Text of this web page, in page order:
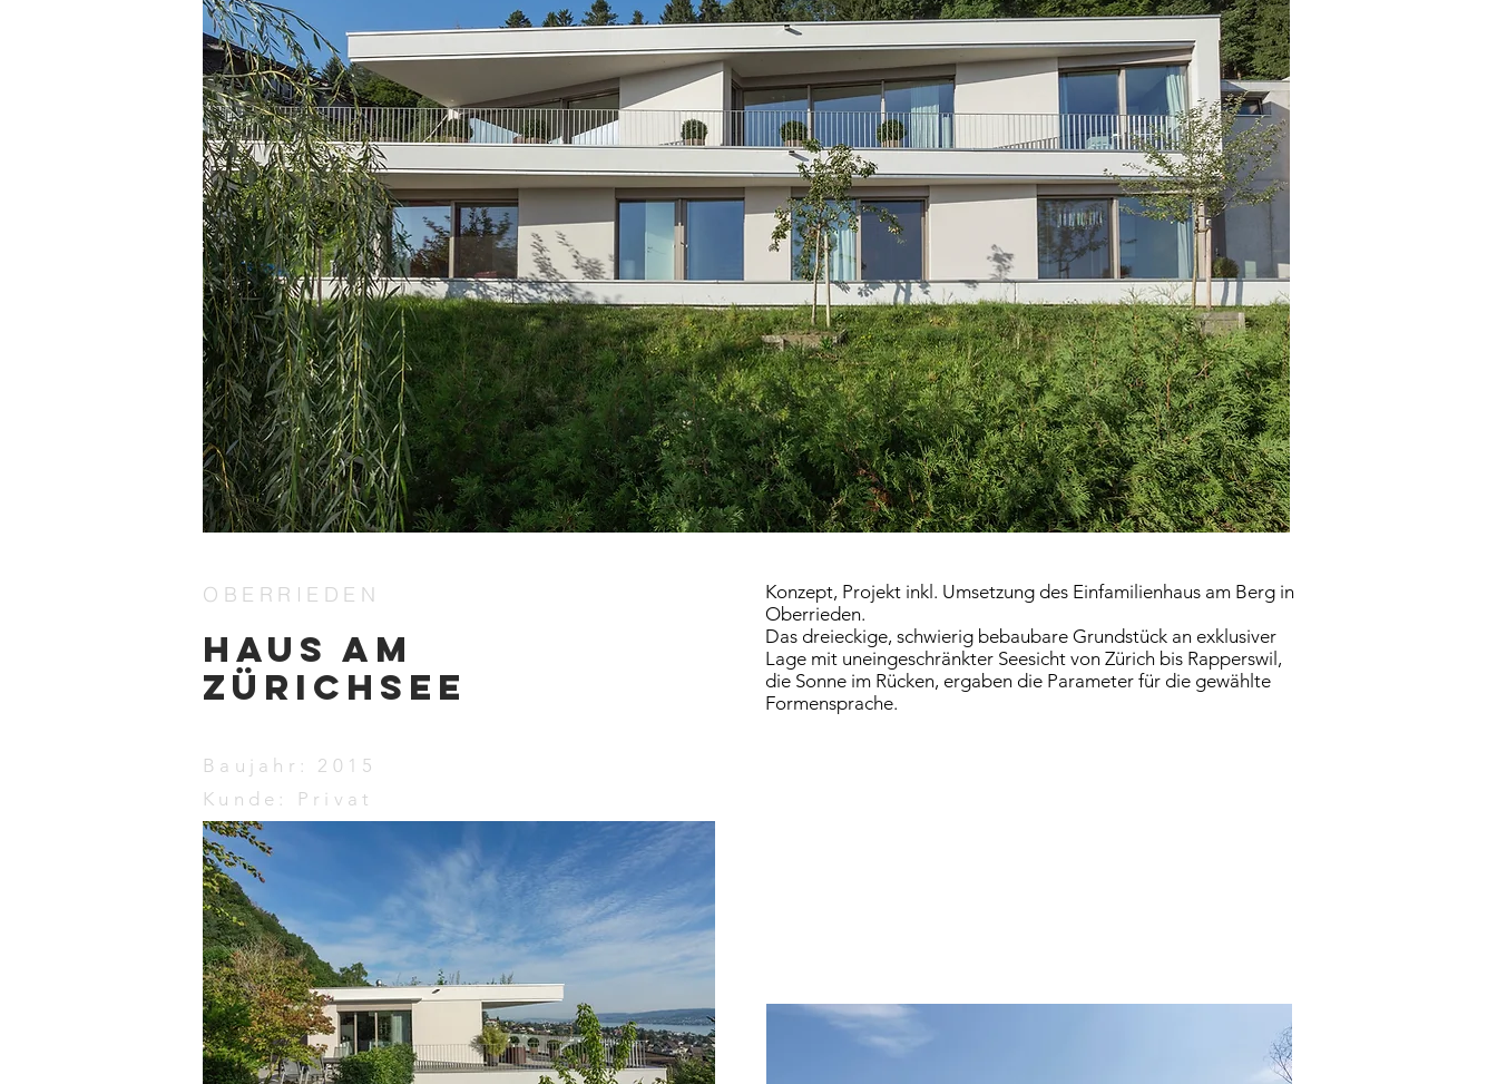
OBERRIEDEN
HAUS am
ZÜRICHSEE
Baujahr: 2015
Konzept, Projekt inkl. Umsetzung des Einfamilienhaus am Berg in
Oberrieden.
Das dreieckige, schwierig bebaubare Grundstück an exklusiver
Lage mit uneingeschränkter Seesicht von Zürich bis Rapperswil,
die Sonne im Rücken, ergaben die Parameter für die gewählte
Formensprache.
Kunde: Privat